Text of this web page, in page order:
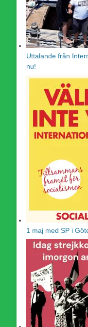
Uttalande från
nu!
1 maj med SP i